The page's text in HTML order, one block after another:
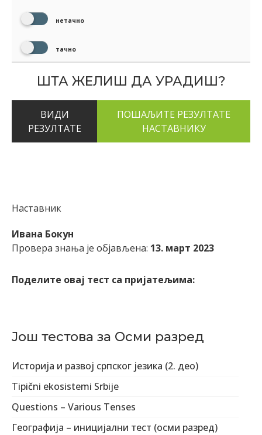
нетачно
тачно
ШТА ЖЕЛИШ ДА УРАДИШ?
ВИДИ
РЕЗУЛТАТЕ
Наставник
Ивана Бокун
Провера знања је објављена: 13. март 2023
Поделите овај тест са пријатељима:
Још тестова за Осми разред
Историја и развој српског језика (2. део)
Tipični ekosistemi Srbije
Questions – Various Tenses
Географија – иницијални тест (осми разред)